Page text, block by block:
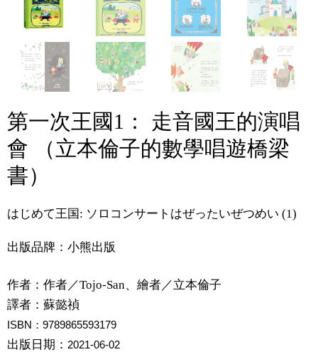
第一次王國1： 走音國王的演唱
會 （立本倫子的數學唱遊橋梁
書）
はじめて王国: ソロコンサートはぜったいぜつめい (1)
出版品牌：小熊出版
作者： 作者／Tojo-San、繪者／立本倫子
譯者： 蘇懿禎
ISBN：9789865593179
出版日期： 2021-06-02